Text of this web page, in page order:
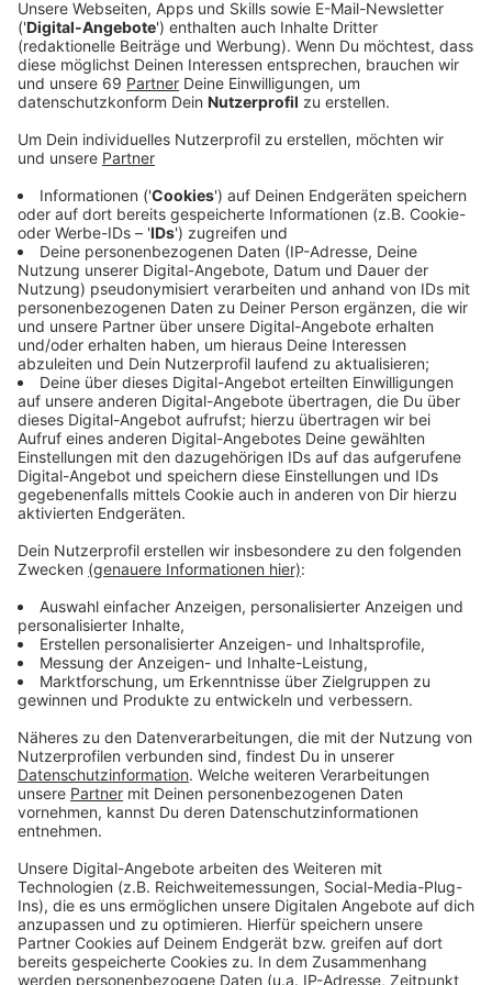
Worum es in der neuen Single von Zoe Wees "Lonely"
geht? Das erklärt die junge Hamburgerin, deren
Karriereleiter seit 2020 steil nach oben zeigt, am
als ich kurz vor Weihnachten 2021 eine wirklich harte
zu fühlen“, schreibt Wees unter einem Post auf der
Plattform Instagram - kurz vor der Release des Songs.
"Durch das Veröffentlichen meiner Songs habe ich
viele neue, großartige Freundschaften geschlossen
und es wurden mir sehr viele Dinge ermöglicht. Aber
ich habe mich dennoch oft allein gefühlt. Mir wurde
klar, dass man tolle Menschen um sich haben, man
aber trotzdem einsam sein kann.“
Anzeige
Wir benötigen Ihre
Zustimmung, um den YouTube
Wir verwenden einen Service eines
Drittanbieters, um Videoinhalte
einzubetten. Dieser Service kann
Daten zu Ihren Aktivitäten
sammeln. Bitte lesen Sie die
Details durch und stimmen Sie der
Nutzung des Service zu, um dieses
Video anzusehen.
Mehr Informationen
Akzeptieren
powered byUsercentrics Consent
Management Platform
Die neue Single von Zoe Wees: "Lonely".
Anzeige